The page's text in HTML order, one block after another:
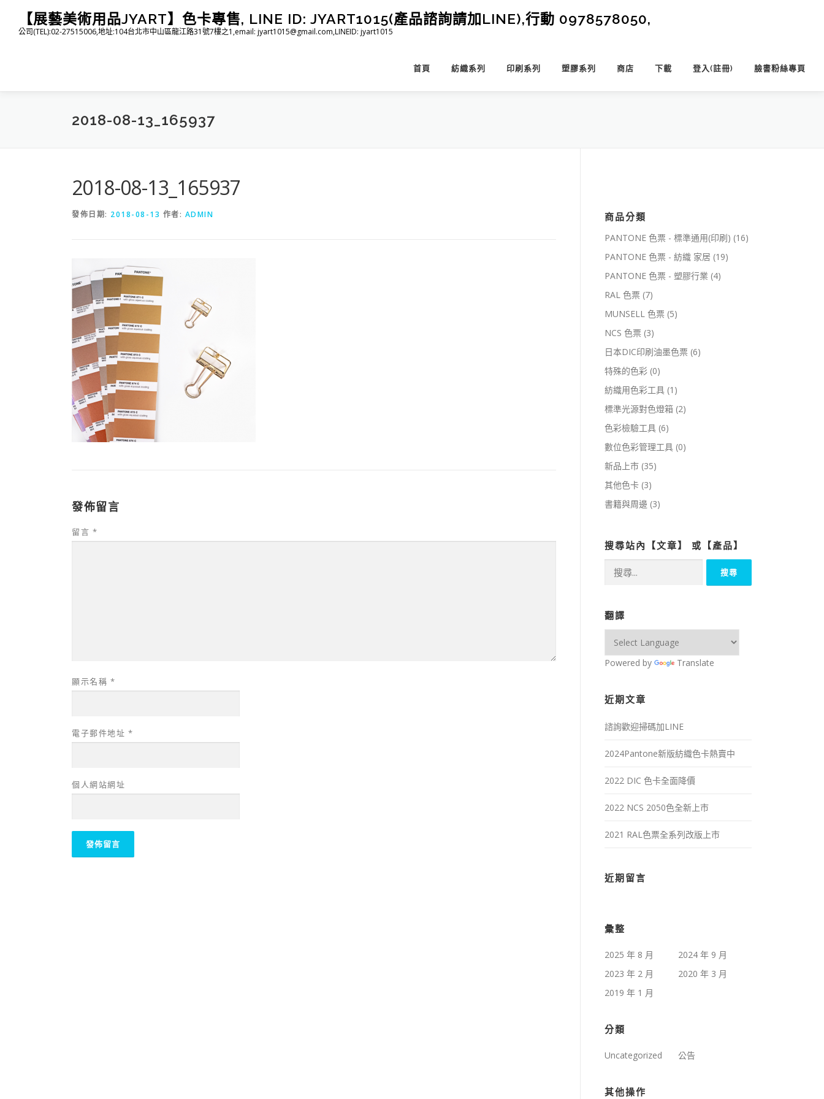
【展藝美術用品JYART】色卡專售, LINE ID: JYART1015(產品諮詢請加LINE),行動 0978578050,
公司(TEL):02-27515006,地址:104台北市中山區龍江路31號7樓之1,email: jyart1015@gmail.com,LINEID: jyart1015
首頁 紡織系列 印刷系列 塑膠系列 商店 下載 登入(註冊) 臉書粉絲專頁
2018-08-13_165937
2018-08-13_165937
發佈日期: 2018-08-13 作者: ADMIN
發佈留言
留言 *
顯示名稱 *
電子郵件地址 *
個人網站網址
商品分類
PANTONE 色票 - 標準通用(印刷) (16)
PANTONE 色票 - 紡織 家居 (19)
PANTONE 色票 - 塑膠行業 (4)
RAL 色票 (7)
MUNSELL 色票 (5)
NCS 色票 (3)
日本DIC印刷油墨色票 (6)
特殊的色彩 (0)
紡織用色彩工具 (1)
標準光源對色燈箱 (2)
色彩檢驗工具 (6)
數位色彩管理工具 (0)
新品上市 (35)
其他色卡 (3)
書籍與周邊 (3)
搜尋站內【文章】 或【產品】
鍵
字:
翻譯
Powered by Translate
近期文章
諮詢歡迎掃碼加LINE
2024Pantone新版紡織色卡熱賣中
2022 DIC 色卡全面降價
2022 NCS 2050色全新上市
2021 RAL色票全系列改版上市
近期留言
彙整
2025 年 8 月
2024 年 9 月
2023 年 2 月
2020 年 3 月
2019 年 1 月
分類
Uncategorized 公告
其他操作